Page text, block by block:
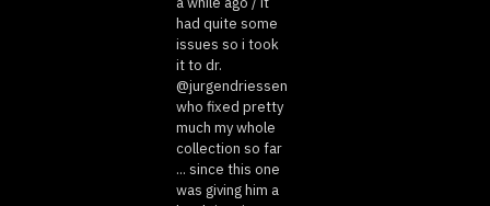
had quite some
issues so i took
it to dr.
@jurgendriessen
who fixed pretty
much my whole
collection so far
... since this one
was giving him a